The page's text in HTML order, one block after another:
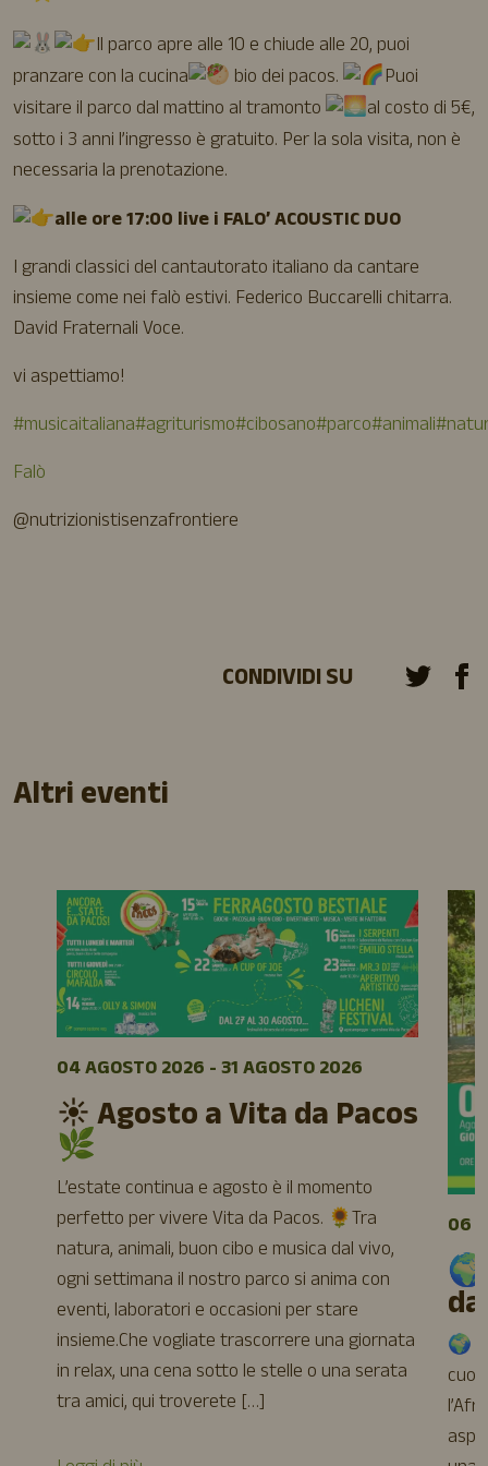
Il parco apre alle 10 e chiude alle 20, puoi
pranzare con la cucina
bio dei pacos.
Puoi
visitare il parco dal mattino al tramonto
al costo di 5€,
sotto i 3 anni l’ingresso è gratuito. Per la sola visita, non è
necessaria la prenotazione.
alle ore 17:00 live i FALO’ ACOUSTIC DUO
I grandi classici del cantautorato italiano da cantare
insieme come nei falò estivi. Federico Buccarelli chitarra.
David Fraternali Voce.
vi aspettiamo!
#musicaitaliana#agriturismo#cibosano#parco#animali
Falò
@nutrizionistisenzafrontiere
CONDIVIDI SU
Altri eventi
04 AGOSTO 2026 - 31 AGOSTO 2026
☀️ Agosto a Vita da Pacos
🌿
L’estate continua e agosto è il momento
perfetto per vivere Vita da Pacos. 🌻Tra
natura, animali, buon cibo e musica dal vivo,
ogni settimana il nostro parco si anima con
eventi, laboratori e occasioni per stare
insieme.Che vogliate trascorrere una giornata
in relax, una cena sotto le stelle o una serata
tra amici, qui troverete […]
06
🌍